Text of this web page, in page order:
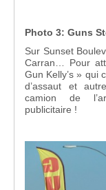
Photo 3: Guns
Sur Sunset
Carran… Pour
Gun Kelly’s » qui
d’assaut et
camion de
publicitaire !